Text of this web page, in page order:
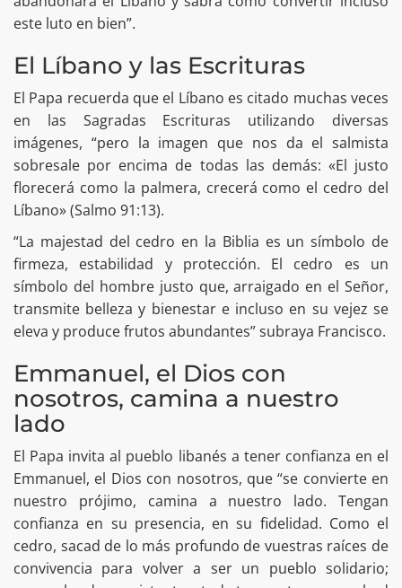
este luto en bien”.
El Líbano y las Escrituras
El Papa recuerda que el Líbano es citado muchas veces
en las Sagradas Escrituras utilizando diversas
imágenes, “pero la imagen que nos da el salmista
sobresale por encima de todas las demás: «El justo
florecerá como la palmera, crecerá como el cedro del
Líbano» (Salmo 91:13).
“La majestad del cedro en la Biblia es un símbolo de
firmeza, estabilidad y protección. El cedro es un
símbolo del hombre justo que, arraigado en el Señor,
transmite belleza y bienestar e incluso en su vejez se
eleva y produce frutos abundantes” subraya Francisco.
Emmanuel, el Dios con
nosotros, camina a nuestro
lado
El Papa invita al pueblo libanés a tener confianza en el
Emmanuel, el Dios con nosotros, que “se convierte en
nuestro prójimo, camina a nuestro lado. Tengan
confianza en su presencia, en su fidelidad. Como el
cedro, sacad de lo más profundo de vuestras raíces de
convivencia para volver a ser un pueblo solidario;